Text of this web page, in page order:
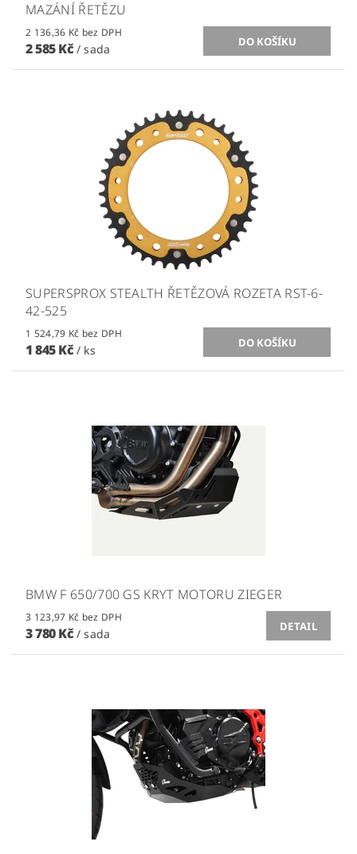
MAZÁNÍ ŘETĚZU
2 136,36 Kč bez DPH
2 585 Kč / sada
SUPERSPROX STEALTH ŘETĚZOVÁ ROZETA RST-6-
42-525
1 524,79 Kč bez DPH
1 845 Kč / ks
BMW F 650/700 GS KRYT MOTORU ZIEGER
3 123,97 Kč bez DPH
3 780 Kč / sada
DETAIL